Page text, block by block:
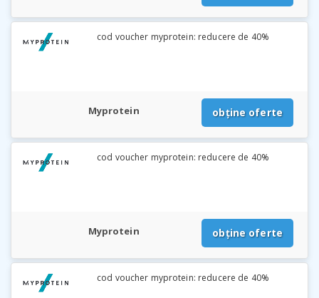
cod voucher myprotein: reducere de 40%
Myprotein obține oferte
cod voucher myprotein: reducere de 40%
Myprotein obține oferte
cod voucher myprotein: reducere de 40%